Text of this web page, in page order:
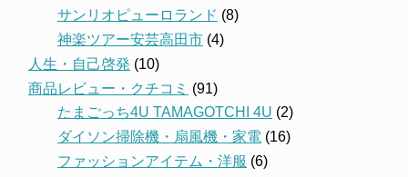
サンリオピューロランド (8)
神楽ツアー安芸高田市 (4)
人生・自己啓発 (10)
商品レビュー・クチコミ (91)
たまごっち4U TAMAGOTCHI 4U (2)
ダイソン掃除機・扇風機・家電 (16)
ファッションアイテム・洋服 (6)